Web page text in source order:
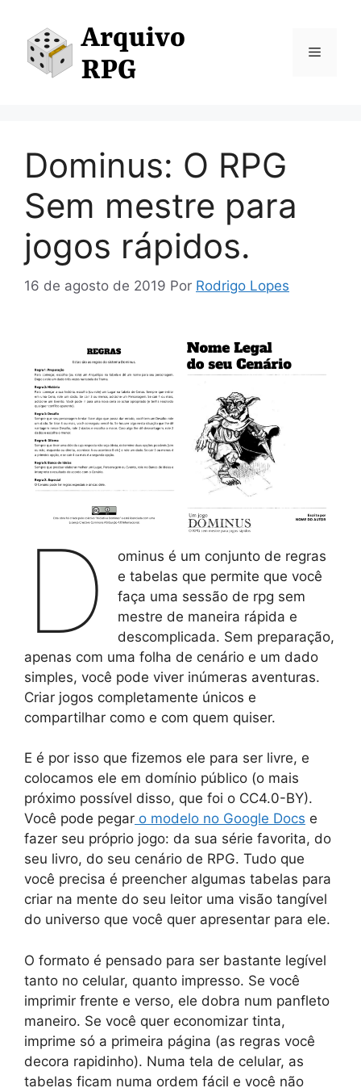
conteúdo
Menu
Dominus: O RPG
Sem mestre para
jogos rápidos.
16 de agosto de 2019 Por Rodrigo Lopes
D
ominus é um conjunto de regras
e tabelas que permite que você
faça uma sessão de rpg sem
mestre de maneira rápida e
descomplicada. Sem preparação,
apenas com uma folha de cenário e um dado
simples, você pode viver inúmeras aventuras.
Criar jogos completamente únicos e
compartilhar como e com quem quiser.
E é por isso que fizemos ele para ser livre, e
colocamos ele em domínio público (o mais
próximo possível disso, que foi o CC4.0-BY).
Você pode pegar o modelo no Google Docs e
fazer seu próprio jogo: da sua série favorita, do
seu livro, do seu cenário de RPG. Tudo que
você precisa é preencher algumas tabelas para
criar na mente do seu leitor uma visão tangível
do universo que você quer apresentar para ele.
O formato é pensado para ser bastante legível
tanto no celular, quanto impresso. Se você
imprimir frente e verso, ele dobra num panfleto
maneiro. Se você quer economizar tinta,
imprime só a primeira página (as regras você
decora rapidinho). Numa tela de celular, as
tabelas ficam numa ordem fácil e você não